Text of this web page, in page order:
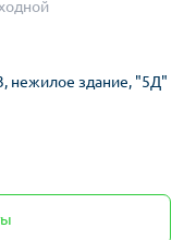
нежилое здание, "5Д"